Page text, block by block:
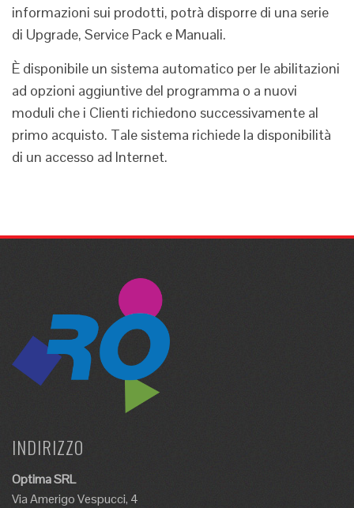
informazioni sui prodotti, potrà disporre di una serie
di Upgrade, Service Pack e Manuali.
È disponibile un sistema automatico per le abilitazioni
ad opzioni aggiuntive del programma o a nuovi
moduli che i Clienti richiedono successivamente al
primo acquisto. Tale sistema richiede la disponibilità
di un accesso ad Internet.
INDIRIZZO
Optima SRL
Via Amerigo Vespucci, 4